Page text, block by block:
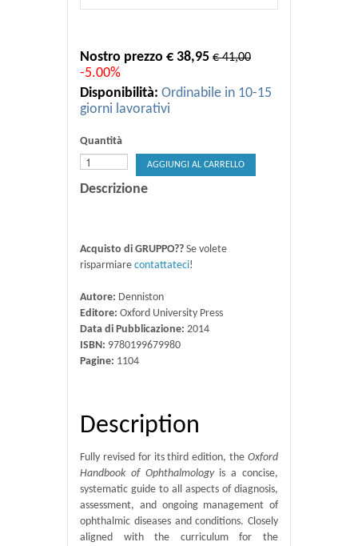
Nostro prezzo € 38,95 € 41,00
-5.00%
Disponibilità: Ordinabile in 10-15
giorni lavorativi
Quantità
AGGIUNGI AL CARRELLO
Descrizione
Acquisto di GRUPPO?? Se volete
risparmiare contattateci!
Autore: Denniston
Editore: Oxford University Press
Data di Pubblicazione: 2014
ISBN: 9780199679980
Pagine: 1104
Description
Fully revised for its third edition, the Oxford
Handbook of Ophthalmology is a concise,
systematic guide to all aspects of diagnosis,
assessment, and ongoing management of
ophthalmic diseases and conditions. Closely
aligned with the curriculum for the